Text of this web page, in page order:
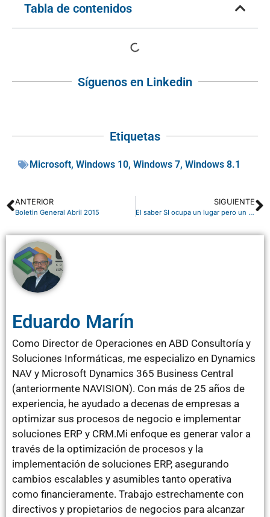
Tabla de contenidos
Síguenos en Linkedin
Etiquetas
Microsoft, Windows 10, Windows 7, Windows 8.1
ANTERIOR
Boletin General Abril 2015
SIGUIENTE
El saber SI ocupa un lugar pero un lugar de Privilegio………..
Eduardo Marín
Como Director de Operaciones en ABD Consultoría y
Soluciones Informáticas, me especializo en Dynamics
NAV y Microsoft Dynamics 365 Business Central
(anteriormente NAVISION). Con más de 25 años de
experiencia, he ayudado a decenas de empresas a
optimizar sus procesos de negocio e implementar
soluciones ERP y CRM.Mi enfoque es generar valor a
través de la optimización de procesos y la
implementación de soluciones ERP, asegurando
cambios escalables y asumibles tanto operativa
como financieramente. Trabajo estrechamente con
directivos y propietarios de negocios para alcanzar